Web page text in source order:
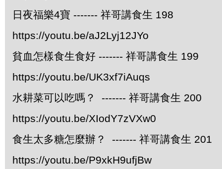
日夜福樂4寶 ------- 祥哥講食生 198
https://youtu.be/aJ2Lyj12JYo
貧血怎樣食生食好 ------- 祥哥講食生 199
https://youtu.be/UK3xf7iAuqs
水耕菜可以吃嗎？ ------- 祥哥講食生 200
https://youtu.be/XIodY7zVXw0
食生太多糖怎麼辦？ ------- 祥哥講食生 201
https://youtu.be/P9xkH9ufjBw